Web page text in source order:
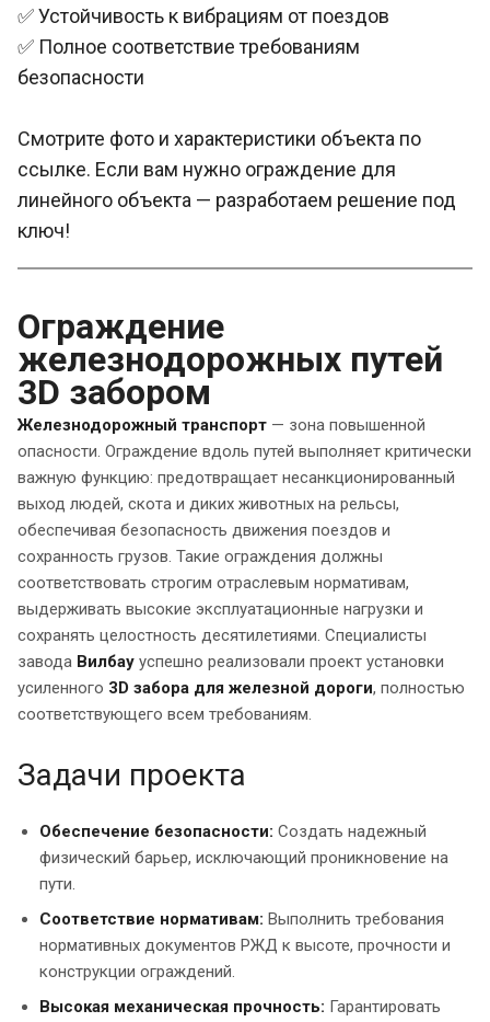
✅ Устойчивость к вибрациям от поездов
✅ Полное соответствие требованиям
безопасности
Смотрите фото и характеристики объекта по
ссылке. Если вам нужно ограждение для
линейного объекта — разработаем решение под
ключ!
Ограждение
железнодорожных путей
3D забором
Железнодорожный транспорт — зона повышенной
опасности. Ограждение вдоль путей выполняет критически
важную функцию: предотвращает несанкционированный
выход людей, скота и диких животных на рельсы,
обеспечивая безопасность движения поездов и
сохранность грузов. Такие ограждения должны
соответствовать строгим отраслевым нормативам,
выдерживать высокие эксплуатационные нагрузки и
сохранять целостность десятилетиями. Специалисты
завода Вилбау успешно реализовали проект установки
усиленного 3D забора для железной дороги, полностью
соответствующего всем требованиям.
Задачи проекта
Обеспечение безопасности: Создать надежный
физический барьер, исключающий проникновение на
пути.
Соответствие нормативам: Выполнить требования
нормативных документов РЖД к высоте, прочности и
конструкции ограждений.
Высокая механическая прочность: Гарантировать